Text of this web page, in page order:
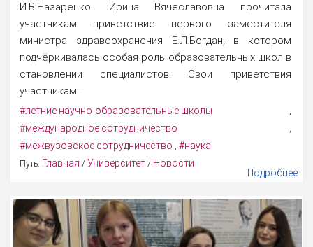
И.В.Назаренко. Ирина Вячеславовна прочитала
участникам приветствие первого заместителя
министра здравоохранения Е.Л.Богдан, в котором
подчёркивалась особая роль образовательных школ в
становлении специалистов. Свои приветствия
участникам...
#летние научно-образовательные школы ,
#международное сотрудничество ,
#межвузовское сотрудничество , #наука
Путь: Главная / Университет / Новости
Подробнее